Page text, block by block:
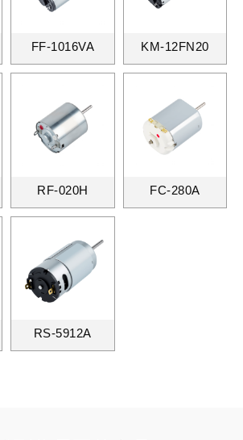
FF-1016VA KM-12FN20
RF-020H FC-280A
RS-5912A